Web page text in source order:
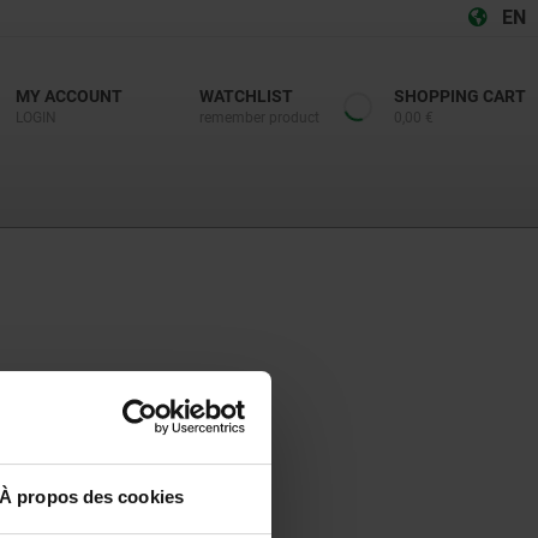
À propos des cookies
EN
MY ACCOUNT WATCHLIST SHOPPING CART